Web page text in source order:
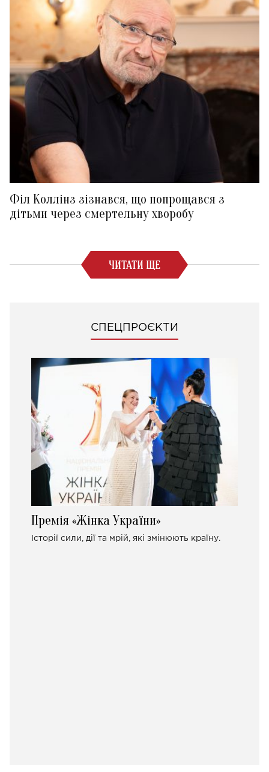
Філ Коллінз зізнався, що попрощався з
дітьми через смертельну хворобу
ЧИТАТИ ЩЕ
СПЕЦПРОЄКТИ
Премія «Жінка України»
Історії сили, дії та мрій, які змінюють країну.